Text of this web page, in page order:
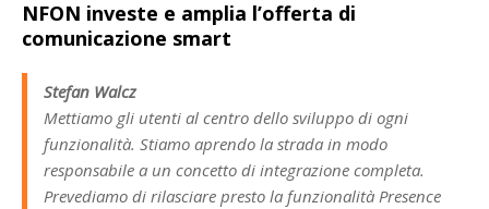
NFON investe e amplia l’offerta di
comunicazione smart
Stefan Walcz
Mettiamo gli utenti al centro dello sviluppo di ogni
funzionalità. Stiamo aprendo la strada in modo
responsabile a un concetto di integrazione completa.
Prevediamo di rilasciare presto la funzionalità Presence